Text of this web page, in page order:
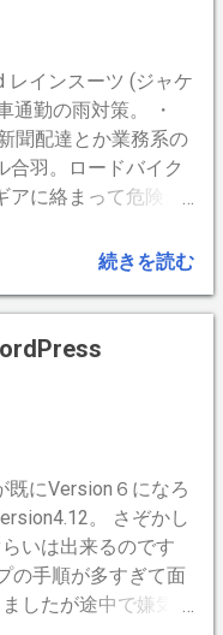
ーだからです。日本
。ウインナコーヒー
来日、或いは日本
美味しいのは日本で
昔から舶来畏敬若し
本場よりもまじめに
ナコーヒーをお出し
から。(^^)
レインスーツ (ジャケ
通勤の雨対策。 ・
聞配達とか業務系の
合羽。ロードバイク
に絡まって危険。
チョ スポンと被るだ
グレモノもある。 ・
ぶ濡れお構いなし。
。靴も交換、ヘア
境があれば可能。
けで ン万円、パンツ
それでも引っ掛け
生地など立派すぎて
なりそう。費用対効
Wizard レインス
続きを読む
既にVersion６になろ
。 さぞかし
いは出来るのです
の手順が多すぎて面
したが途中で嫌気が